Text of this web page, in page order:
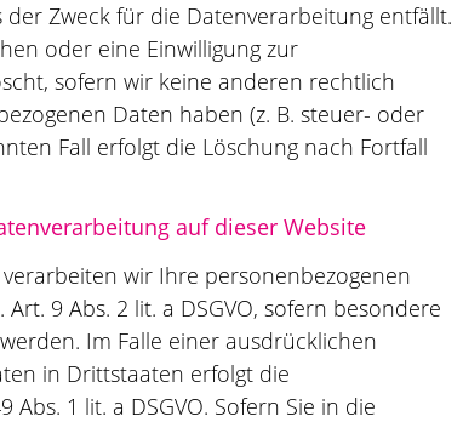
Zweck für die Datenverarbeitung entfällt.
oder eine Einwilligung zur
sofern wir keine anderen rechtlich
Daten haben (z. B. steuer- oder
Fall erfolgt die Löschung nach Fortfall
auf dieser Website
wir Ihre personenbezogenen
9 Abs. 2 lit. a DSGVO, sofern besondere
Im Falle einer ausdrücklichen
in Drittstaaten erfolgt die
1 lit. a DSGVO. Sofern Sie in die